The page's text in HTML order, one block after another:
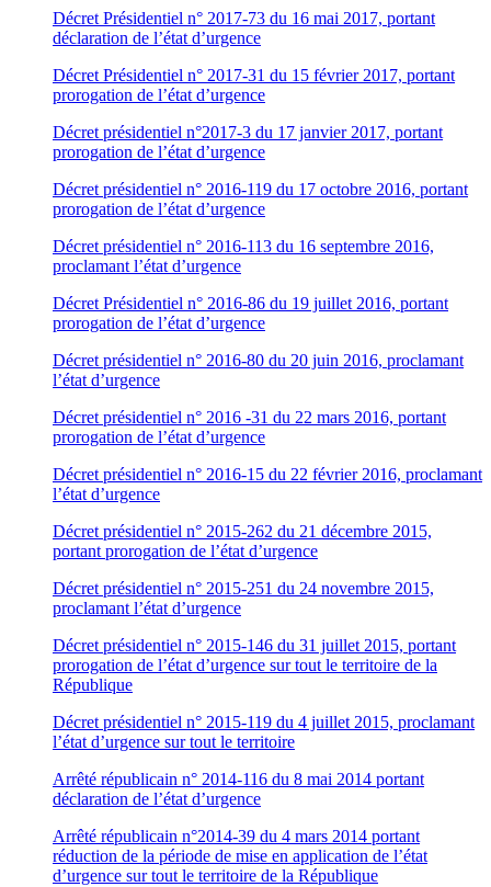
Décret Présidentiel n° 2017-73 du 16 mai 2017, portant
déclaration de l’état d’urgence
Décret Présidentiel n° 2017-31 du 15 février 2017, portant
prorogation de l’état d’urgence
Décret présidentiel n°2017-3 du 17 janvier 2017, portant
prorogation de l’état d’urgence
Décret présidentiel n° 2016-119 du 17 octobre 2016, portant
prorogation de l’état d’urgence
Décret présidentiel n° 2016-113 du 16 septembre 2016,
proclamant l’état d’urgence
Décret Présidentiel n° 2016-86 du 19 juillet 2016, portant
prorogation de l’état d’urgence
Décret présidentiel n° 2016-80 du 20 juin 2016, proclamant
l’état d’urgence
Décret présidentiel n° 2016 -31 du 22 mars 2016, portant
prorogation de l’état d’urgence
Décret présidentiel n° 2016-15 du 22 février 2016, proclamant
l’état d’urgence
Décret présidentiel n° 2015-262 du 21 décembre 2015,
portant prorogation de l’état d’urgence
Décret présidentiel n° 2015-251 du 24 novembre 2015,
proclamant l’état d’urgence
Décret présidentiel n° 2015-146 du 31 juillet 2015, portant
prorogation de l’état d’urgence sur tout le territoire de la
République
Décret présidentiel n° 2015-119 du 4 juillet 2015, proclamant
l’état d’urgence sur tout le territoire
Arrêté républicain n° 2014-116 du 8 mai 2014 portant
déclaration de l’état d’urgence
Arrêté républicain n°2014-39 du 4 mars 2014 portant
réduction de la période de mise en application de l’état
d’urgence sur tout le territoire de la République